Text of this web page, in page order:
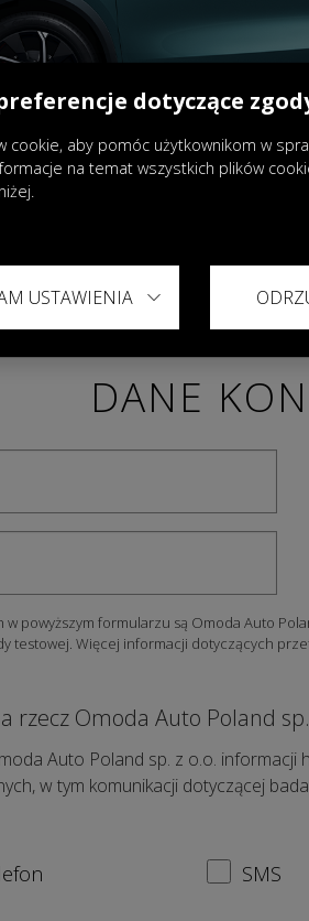
DANE
powyższym formularzu są Omoda Auto
testowej. Więcej informacji dotyczących
rzecz Omoda Auto Poland
Auto Poland sp. z o.o.
w tym komunikacji dotyczącej
SMS
dotyczące
cookie, aby pomóc użytkownikom w
na temat wszystkich plików
USTAWIENIA